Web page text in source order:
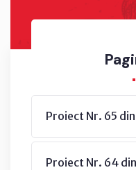
Proiect Nr. 65
Proiect Nr. 64